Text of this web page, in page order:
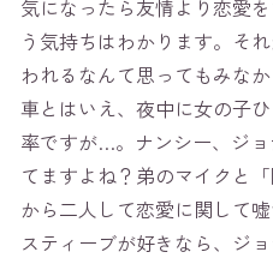
気になったら友情より恋愛
う気持ちはわかります。そ
われるなんて思ってもみな
車とはいえ、夜中に女の子
率ですが…。ナンシー、ジ
てますよね？弟のマイクと
から二人して恋愛に関して
スティーブが好きなら、ジ